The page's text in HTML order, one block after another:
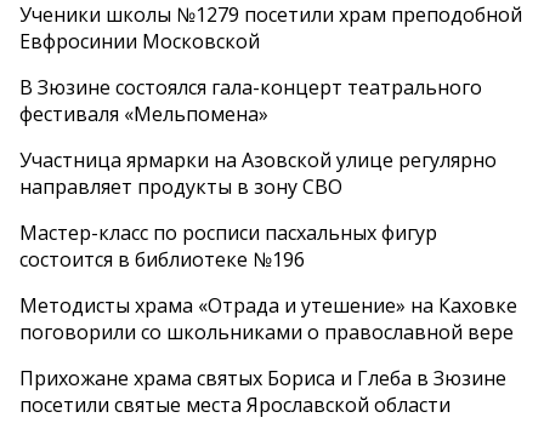
Ученики школы №1279 посетили храм преподобной
Евфросинии Московской
В Зюзине состоялся гала-концерт театрального
фестиваля «Мельпомена»
Участница ярмарки на Азовской улице регулярно
направляет продукты в зону СВО
Мастер-класс по росписи пасхальных фигур
состоится в библиотеке №196
Методисты храма «Отрада и утешение» на Каховке
поговорили со школьниками о православной вере
Прихожане храма святых Бориса и Глеба в Зюзине
посетили святые места Ярославской области